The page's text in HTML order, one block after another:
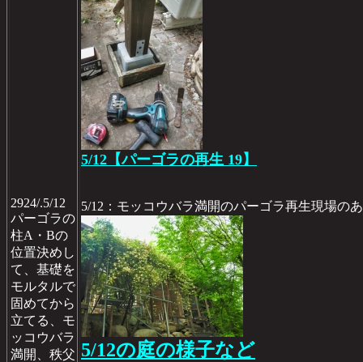
2924/.5/12
パーゴラの
柱A・Bの
位置決めし
て、基礎を
モルタルで
固めてから
立てる、モ
ッコウバラ
満開、秩父
5/12【パーゴラの再生 19】
5/12：モッコウバラ満開のパーゴラ再生現場の
5/12の庭の様子など